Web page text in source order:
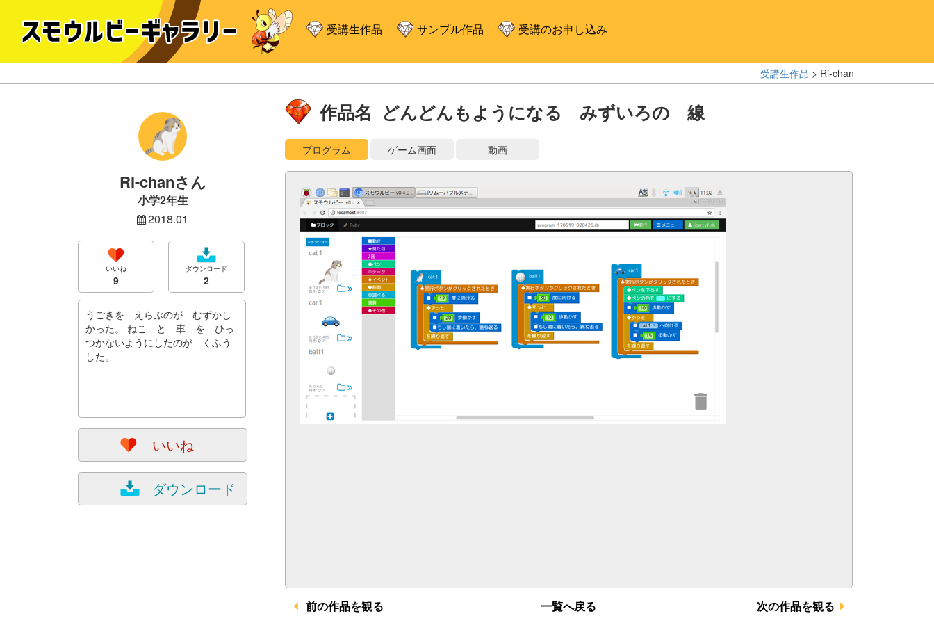
受講生作品 サンプル作品 受講のお申し込み
受講生作品 > Ri-chan
Ri-chanさん
小学2年生
2018.01
いいね
9
ダウンロード
2
うごきを えらぶのが むずかし
かった。 ねこ と 車 を ひっ
つかないようにしたのが くふう
した。
いいね
ダウンロード
作品名 どんどんもようになる みずいろの 線
プログラム ゲーム画面 動画
前の作品を観る 一覧へ戻る 次の作品を観る